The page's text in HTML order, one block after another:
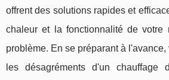
offrent des solutions rapides et
chaleur et la fonctionnalité de votre
problème. En se préparant à
les désagréments d'un chauffage